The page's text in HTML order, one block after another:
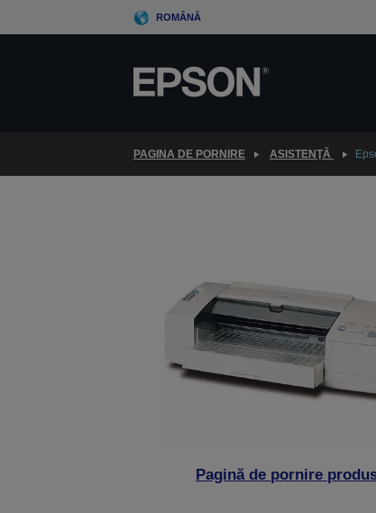
to
ROMÂNĂ
PAGINA DE PORNIRE ASISTENŢĂ
Pagină de pornire